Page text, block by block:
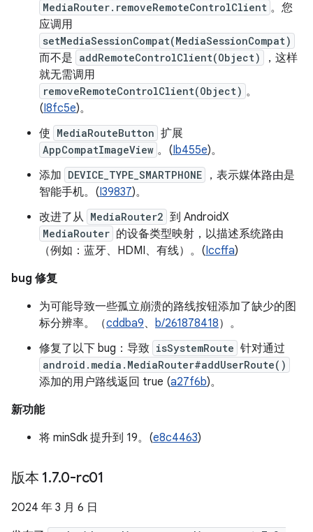
MediaRouter.removeRemoteControlClient 。您
应调用
setMediaSessionCompat(MediaSessionCompat)
而不是 addRemoteControlClient(Object)
，这样
就无需调用
removeRemoteControlClient(Object) 。
(I8fc5e)。
使 MediaRouteButton 扩展
AppCompatImageView 。(Ib455e)。
添加 DEVICE_TYPE_SMARTPHONE
，表示媒体路由是
智能手机。(I39837)。
改进了从 MediaRouter2 到 AndroidX
MediaRouter 的设备类型映射，以描述系统路由
（例如：蓝牙、HDMI、有线）。(Iccffa)
bug 修复
为可能导致一些孤立崩溃的路线按钮添加了缺少的图
标分辨率。（cddba9、 b/261878418）。
修复了以下 bug：导致 isSystemRoute 针对通过
android.media.MediaRouter#addUserRoute()
添加的用户路线返回 true (a27f6b)。
新功能
将 minSdk 提升到 19。(e8c4463)
版本 1.7.0-rc01
2024 年 3 月 6 日